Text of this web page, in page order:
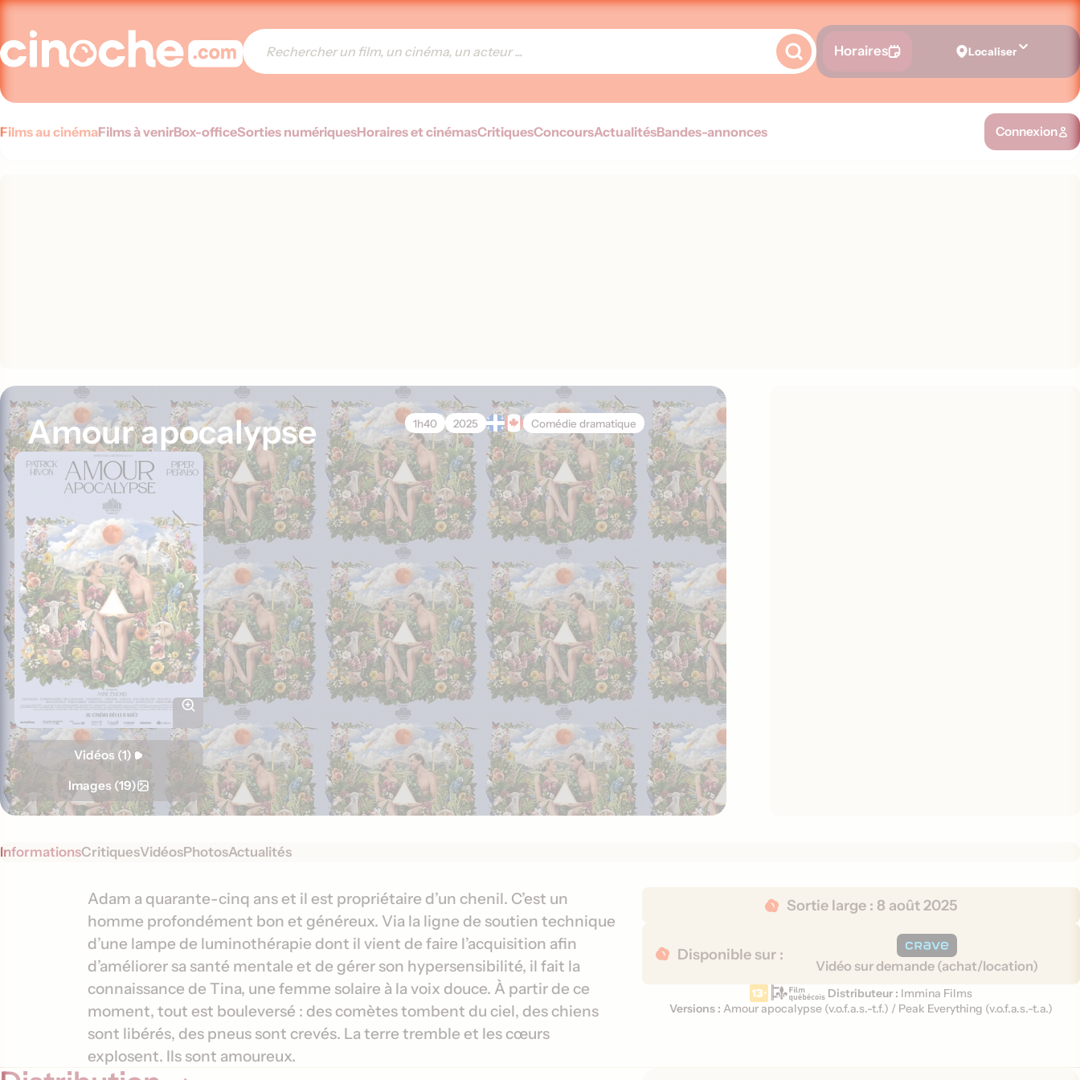
Horaires Localiser
Films au cinémaFilms à venirBox-officeSorties numériquesHoraires et cinémasCritiquesConcoursActualitésBandes-annonces Connexion
Amour apocalypse 1h40 2025 Comédie dramatique
Vidéos (1)
Images (19)
InformationsCritiquesVidéosPhotosActualités
t
S
y
n
o
p
s
i
s
Adam a quarante-cinq ans et il est propriétaire d’un chenil. C’est un
homme profondément bon et généreux. Via la ligne de soutien technique
d’une lampe de luminothérapie dont il vient de faire l’acquisition afin
d’améliorer sa santé mentale et de gérer son hypersensibilité, il fait la
connaissance de Tina, une femme solaire à la voix douce. À partir de ce
moment, tout est bouleversé : des comètes tombent du ciel, des chiens
sont libérés, des pneus sont crevés. La terre tremble et les cœurs
explosent. Ils sont amoureux.
Sortie large : 8 août 2025
Disponible sur :
Vidéo sur demande (achat/location)
Distributeur : Immina Films
V
Versions :Amour apocalypse (v.o.f.a.s.-t.f.) / Peak Everything (v.o.f.a.s.-t.a.)